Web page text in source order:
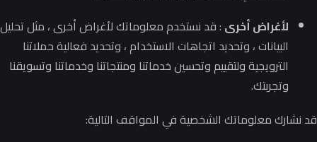
لأغراض أخرى : قد نستخدم معلوماتك لأغراض أخرى ، مثل تحليل
البيانات ، وتحديد اتجاهات الاستخدام ، وتحديد فعالية حملاتنا
الترويجية ولتقييم وتحسين خدماتنا ومنتجاتنا وخدماتنا وتسويقنا
وتجربتك.
قد نشارك معلوماتك الشخصية في المواقف التالية: